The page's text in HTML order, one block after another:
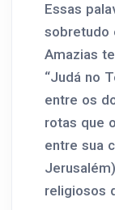
Essas
sobretudo
Amazias
“Judá no
entre os
rotas que
entre sua
religiosos